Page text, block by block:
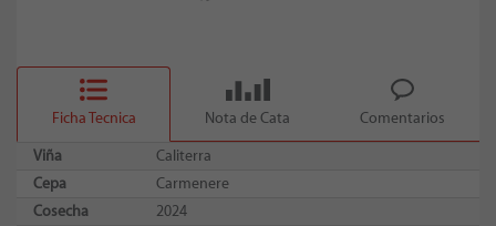
Ficha Tecnica Nota de Cata Comentarios
Viña
Caliterra
Cepa
Carmenere
Cosecha
2024